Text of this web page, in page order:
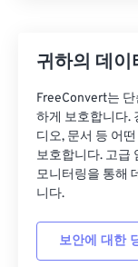
귀하의 데이
FreeConvert는
하게 보호합니다.
디오, 문서 등 어
보호합니다. 고급
모니터링을 통해
니다.
보안에 대한